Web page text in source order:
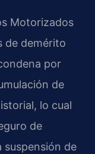
Motorizados
de demérito
por
de
lo cual
de
suspensión de